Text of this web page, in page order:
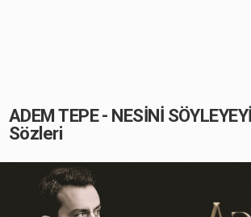
ADEM TEPE - NESİNİ
Sözleri